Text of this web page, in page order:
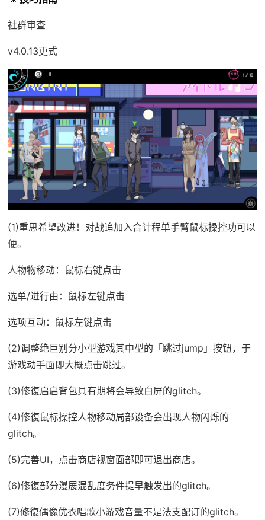
社群审查
v4.0.13更式
(1)重思希望改进！对战追加入合计程单手臂鼠标操控功可以
便。
人物物移动：鼠标右键点击
选单/进行由：鼠标左键点击
选项互动：鼠标左键点击
(2)调整绝巨别分小型游戏其中型的「跳过jump」按钮，于
游戏动手面即大概点击跳过。
(3)修復启启背包具有期将会导致白屏的glitch。
(4)修復鼠标操控人物移动局部设备会出现人物闪烁的
glitch。
(5)完善UI，点击商店视窗面部即可退出商店。
(6)修復部分漫展混乱度务件提早触发出的glitch。
(7)修復偶像优衣唱歌小游戏音量不是法支配订的glitch。